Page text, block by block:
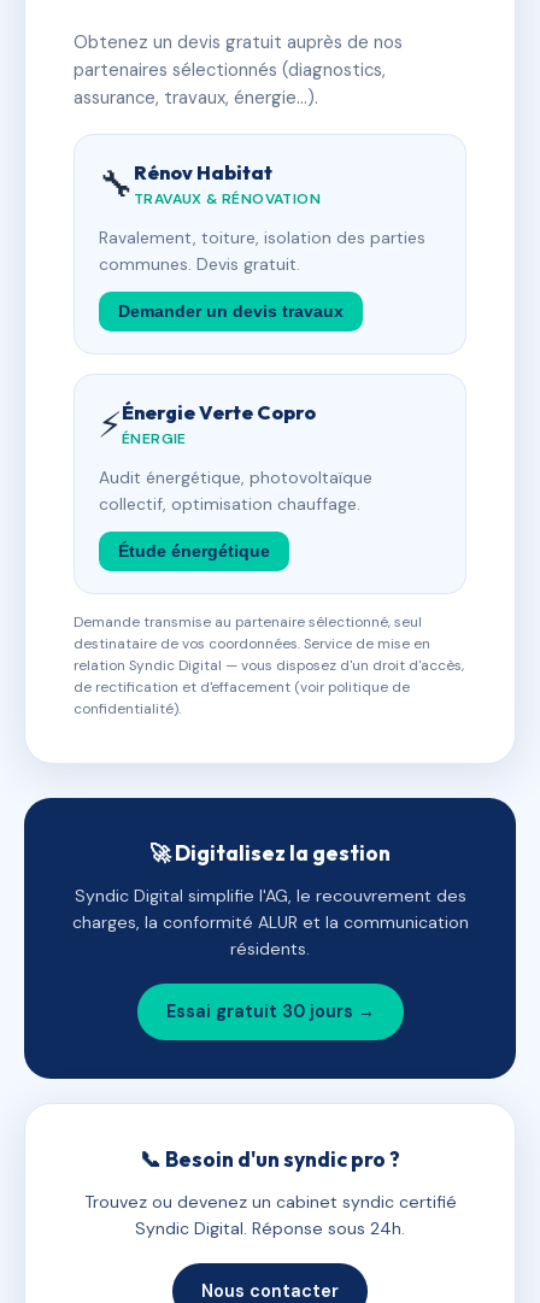
Obtenez un devis gratuit auprès de nos
partenaires sélectionnés (diagnostics,
assurance, travaux, énergie…).
🔧 Rénov Habitat
TRAVAUX & RÉNOVATION
Ravalement, toiture, isolation des parties
communes. Devis gratuit.
Demander un devis travaux
⚡Énergie Verte Copro
ÉNERGIE
Audit énergétique, photovoltaïque
collectif, optimisation chauffage.
Étude énergétique
Demande transmise au partenaire sélectionné, seul
destinataire de vos coordonnées. Service de mise en
relation Syndic Digital — vous disposez d'un droit d'accès,
de rectification et d'effacement (voir politique de
confidentialité).
🚀 Digitalisez la gestion
Syndic Digital simplifie l'AG, le recouvrement des
charges, la conformité ALUR et la communication
résidents.
Essai gratuit 30 jours →
📞 Besoin d'un syndic pro ?
Trouvez ou devenez un cabinet syndic certifié
Syndic Digital. Réponse sous 24h.
Nous contacter